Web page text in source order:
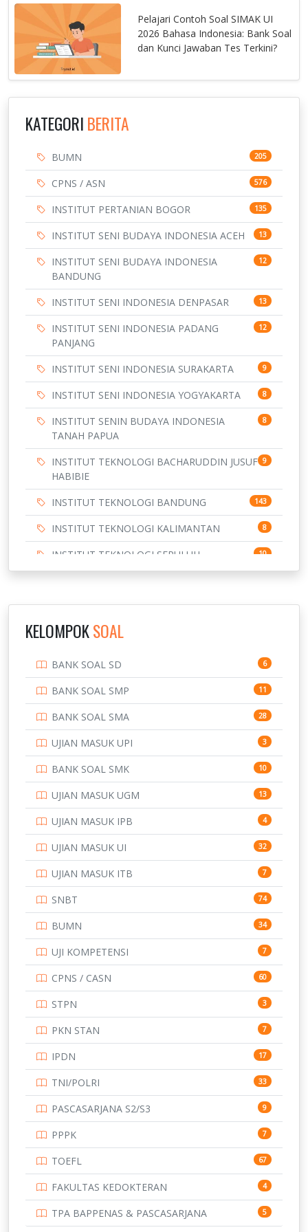
Pelajari Contoh Soal SIMAK UI
2026 Bahasa Indonesia: Bank Soal
dan Kunci Jawaban Tes Terkini?
KATEGORI BERITA
BUMN 205
CPNS / ASN 576
INSTITUT PERTANIAN BOGOR 135
INSTITUT SENI BUDAYA INDONESIA ACEH 13
INSTITUT SENI BUDAYA INDONESIA
BANDUNG
12
INSTITUT SENI INDONESIA DENPASAR 13
INSTITUT SENI INDONESIA PADANG
PANJANG
12
INSTITUT SENI INDONESIA SURAKARTA 9
INSTITUT SENI INDONESIA YOGYAKARTA 8
INSTITUT SENIN BUDAYA INDONESIA
TANAH PAPUA
8
INSTITUT TEKNOLOGI BACHARUDDIN JUSUF
HABIBIE
9
INSTITUT TEKNOLOGI BANDUNG 143
INSTITUT TEKNOLOGI KALIMANTAN 8
INSTITUT TEKNOLOGI SEPULUH
NOVEMBER
10
3
169
7
PTDI STTD 4
133
SMA 146
SMK 231
SMP 134
STIP 2
153
345
UNIVERSITAS AIRLANGGA 15
16
15
15
14
14
UNIVERSITAS CENDRAWASIH 14
15
219
11
159
KELOMPOKSOAL
BANK SOAL SD 6
BANK SOAL SMP 11
BANK SOAL SMA 28
UJIAN MASUK UPI 3
BANK SOAL SMK 10
UJIAN MASUK UGM 13
UJIAN MASUK IPB 4
UJIAN MASUK UI 32
UJIAN MASUK ITB 7
SNBT 74
BUMN 34
UJI KOMPETENSI 7
CPNS / CASN 60
STPN 3
PKN STAN 7
IPDN 17
TNI/POLRI 33
PASCASARJANA S2/S3 9
PPPK 7
TOEFL 67
FAKULTAS KEDOKTERAN 4
TPA BAPPENAS & PASCASARJANA 5